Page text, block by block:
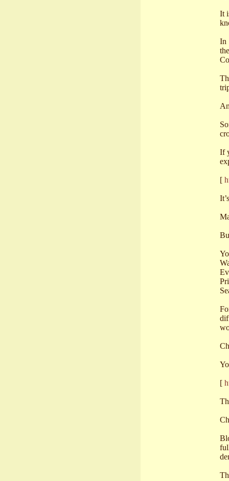
It
In
If
[
[